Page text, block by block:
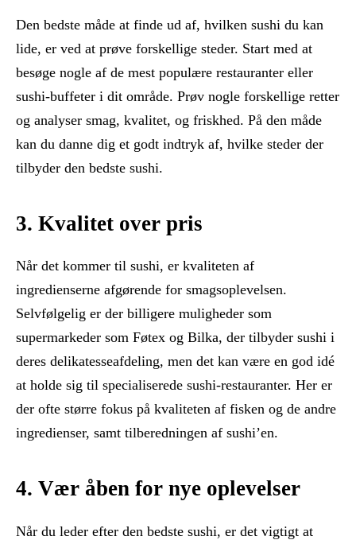
Den bedste måde at finde ud af, hvilken sushi du kan
lide, er ved at prøve forskellige steder. Start med at
besøge nogle af de mest populære restauranter eller
sushi-buffeter i dit område. Prøv nogle forskellige retter
og analyser smag, kvalitet, og friskhed. På den måde
kan du danne dig et godt indtryk af, hvilke steder der
tilbyder den bedste sushi.
3. Kvalitet over pris
Når det kommer til sushi, er kvaliteten af
ingredienserne afgørende for smagsoplevelsen.
Selvfølgelig er der billigere muligheder som
supermarkeder som Føtex og Bilka, der tilbyder sushi i
deres delikatesseafdeling, men det kan være en god idé
at holde sig til specialiserede sushi-restauranter. Her er
der ofte større fokus på kvaliteten af fisken og de andre
ingredienser, samt tilberedningen af sushi’en.
4. Vær åben for nye oplevelser
Når du leder efter den bedste sushi, er det vigtigt at